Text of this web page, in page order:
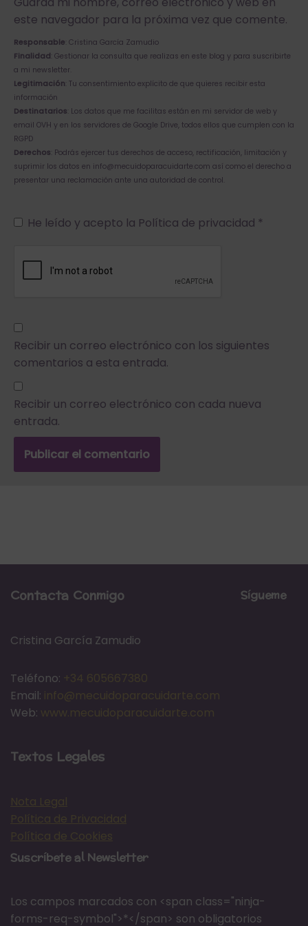
este navegador para la próxima vez que comente.
Responsable : Cristina García Zamudio
Finalidad : Gestionar la consulta que realizas en este blog y para suscribirte
a mi newsletter.
Legitimación : Tu consentimiento explícito de que quieres recibir esta
información
Destinatarios : Los datos que me facilitas están en mi servidor de web y
email OVH y en los servidores de Google Drive, todos ellos que cumplen con la
RGPD
Derechos : Podrás ejercer tus derechos de acceso, rectificación, limitación y
suprimir los datos en info@mecuidoparacuidarte.com así como el derecho a
presentar una reclamación ante una autoridad de control.
He leído y acepto la Política de privacidad *
Recibir un correo electrónico con los siguientes
comentarios a esta entrada.
Recibir un correo electrónico con cada nueva
entrada.
Contacta Conmigo
Cristina García Zamudio
Teléfono:
Email:
Web:
Textos Legales
Sígueme
Suscríbete al Newsletter
Los campos marcados con <span class="ninja-
forms-req-symbol">*</span> son obligatorios